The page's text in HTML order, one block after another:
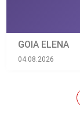
GOIA ELENA
04.08.2026